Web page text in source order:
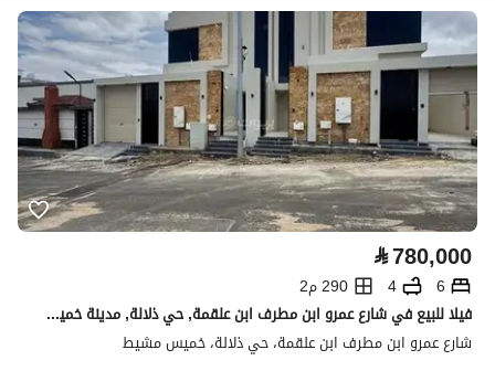
⃁780,000
6
4
290 م2
فيلا للبيع في شارع عمرو ابن مطرف ابن علقمة, حي ذلالة, مدينة خميس مشيط, منطقة عسير
شارع عمرو ابن مطرف ابن علقمة، حي ذلالة، خميس مشيط